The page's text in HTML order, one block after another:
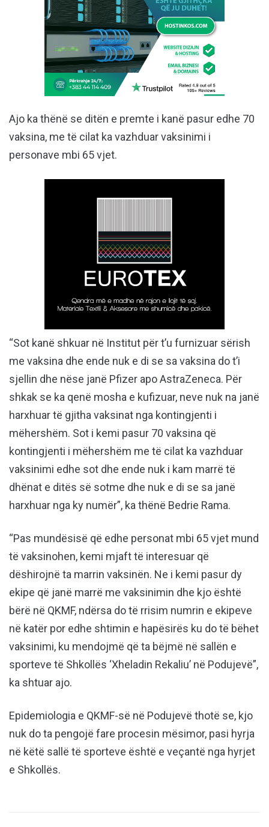
Ajo ka thënë se ditën e premte i kanë pasur edhe 70
vaksina, me të cilat ka vazhduar vaksinimi i
personave mbi 65 vjet.
“Sot kanë shkuar në Institut për t’u furnizuar sërish
me vaksina dhe ende nuk e di se sa vaksina do t’i
sjellin dhe nëse janë Pfizer apo AstraZeneca. Për
shkak se ka qenë mosha e kufizuar, neve nuk na janë
harxhuar të gjitha vaksinat nga kontingjenti i
mëhershëm. Sot i kemi pasur 70 vaksina që
kontingjenti i mëhershëm me të cilat ka vazhduar
vaksinimi edhe sot dhe ende nuk i kam marrë të
dhënat e ditës së sotme dhe nuk e di se sa janë
harxhuar nga ky numër”, ka thënë Bedrie Rama.
“Pas mundësisë që edhe personat mbi 65 vjet mund
të vaksinohen, kemi mjaft të interesuar që
dëshirojnë ta marrin vaksinën. Ne i kemi pasur dy
ekipe që janë marrë me vaksinimin dhe kjo është
bërë në QKMF, ndërsa do të rrisim numrin e ekipeve
në katër por edhe shtimin e hapësirës ku do të bëhet
vaksinimi, ku mendojmë që ta bëjmë në sallën e
sporteve të Shkollës ‘Xheladin Rekaliu’ në Podujevë”,
ka shtuar ajo.
Epidemiologia e QKMF-së në Podujevë thotë se, kjo
nuk do ta pengojë fare procesin mësimor, pasi hyrja
në këtë sallë të sporteve është e veçantë nga hyrjet
e Shkollës.